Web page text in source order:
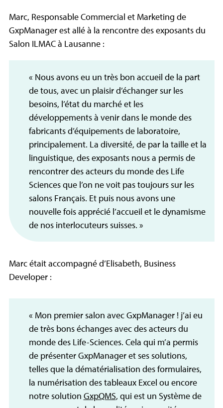
Marc, Responsable Commercial et Marketing de
GxpManager est allé à la rencontre des exposants du
Salon ILMAC à Lausanne :
« Nous avons eu un très bon accueil de la part
de tous, avec un plaisir d’échanger sur les
besoins, l’état du marché et les
développements à venir dans le monde des
fabricants d’équipements de laboratoire,
principalement. La diversité, de par la taille et la
linguistique, des exposants nous a permis de
rencontrer des acteurs du monde des Life
Sciences que l’on ne voit pas toujours sur les
salons Français. Et puis nous avons une
nouvelle fois apprécié l’accueil et le dynamisme
de nos interlocuteurs suisses. »
Marc était accompagné d’Elisabeth, Business
Developer :
« Mon premier salon avec GxpManager ! j’ai eu
de très bons échanges avec des acteurs du
monde des Life-Sciences. Cela qui m’a permis
de présenter GxpManager et ses solutions,
telles que la dématérialisation des formulaires,
la numérisation des tableaux Excel ou encore
notre solution GxpQMS, qui est un Système de